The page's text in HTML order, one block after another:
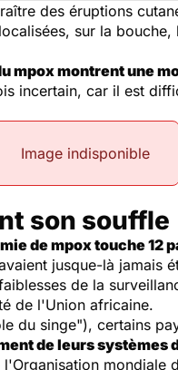
des éruptions
sur la
mpox montrent une
incertain, car il est
Image indisponible
son souffle
de mpox touche 12
jusque-là jamais
de la
de l'Union africaine.
du singe"), certains
de leurs systèmes
mondiale